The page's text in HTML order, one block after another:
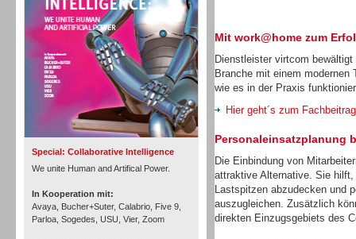
Special: Collaborative Intelligence
We unite Human and Artifical Power.
In Kooperation mit:
Avaya, Bucher+Suter, Calabrio, Five 9,
Parloa, Sogedes, USU, Vier, Zoom
Inbound
Mit work@home zum
Dienstleister virtcom
Branche mit einem modernen
wie es in der Praxis
Hier geht´s zum Fachbeitrag
Personaleinsatzplanung
Die Einbindung von
attraktive Alternative. Sie
Lastspitzen abzudecken und
auszugleichen. Zusätzlich
direkten Einzugsgebiets des